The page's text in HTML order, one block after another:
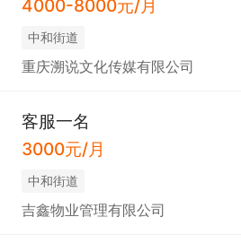
4000-8000元/月
中和街道
重庆溯说文化传媒有限公司
客服一名
3000元/月
中和街道
吉鑫物业管理有限公司